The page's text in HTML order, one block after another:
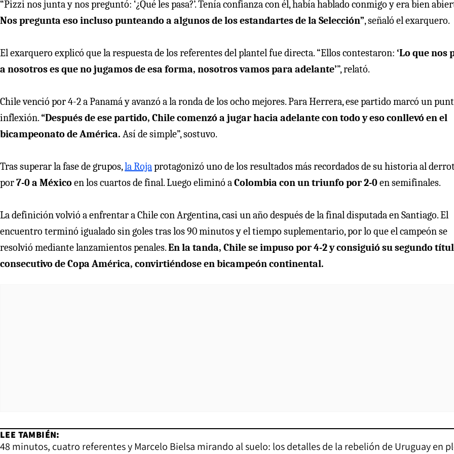
“Pizzi nos junta y nos preguntó: ‘¿Qué les pasa?’. Tenía confianza con él, había hablado conmigo y era bien
Nos pregunta eso incluso punteando a algunos de los estandartes de la Selección”, señaló el exarquero.
El exarquero explicó que la respuesta de los referentes del plantel fue directa. “Ellos contestaron: ‘Lo que nos
a nosotros es que no jugamos de esa forma, nosotros vamos para adelante’”, relató.
Chile venció por 4-2 a Panamá y avanzó a la ronda de los ocho mejores. Para Herrera, ese partido marcó un
inflexión.“Después de ese partido, Chile comenzó a jugar hacia adelante con todo y eso conllevó en el
bicampeonato de América. Así de simple”, sostuvo.
Tras superar la fase de grupos,la Rojaprotagonizó uno de los resultados más recordados de su historia al
por7-0 a México en los cuartos de final. Luego eliminó aColombia con un triunfo por 2-0en semifinales.
La definición volvió a enfrentar a Chile con Argentina, casi un año después de la final disputada en Santiago. El
encuentro terminó igualado sin goles tras los 90 minutos y el tiempo suplementario, por lo que el campeón se
resolvió mediante lanzamientos penales.En la tanda, Chile se impuso por 4-2 y consiguió su segundo
consecutivo de Copa América, convirtiéndose en bicampeón continental.
LEE TAMBIÉN:
48 minutos, cuatro referentes y Marcelo Bielsa mirando al suelo: los detalles de la rebelión de Uruguay en